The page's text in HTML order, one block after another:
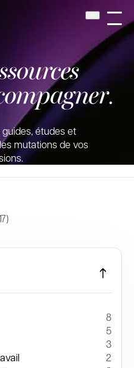
.
études et
mutations de vos
8
5
3
2